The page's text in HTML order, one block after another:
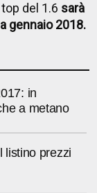
del 1.6 sarà
gennaio 2018.
in
a metano
listino prezzi